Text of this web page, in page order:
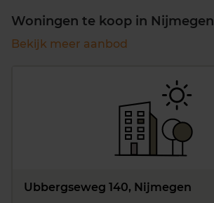
Woningen te koop in Nijmegen
Bekijk meer aanbod
Ubbergseweg 140, Nijmegen